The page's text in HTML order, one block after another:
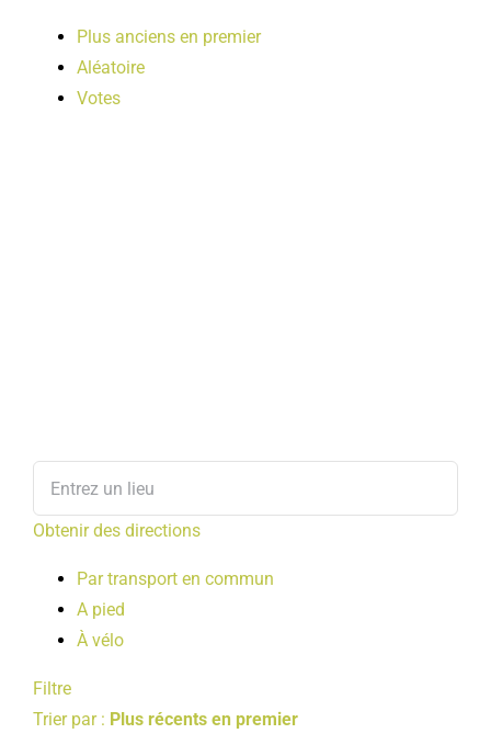
Plus anciens en premier
Aléatoire
Votes
Obtenir des directions
Par transport en commun
A pied
À vélo
Filtre
Trier par : Plus récents en premier